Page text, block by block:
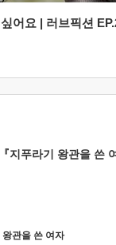
어요 | 러브픽션
지푸라기 왕관을 쓴
관을 쓴 여자